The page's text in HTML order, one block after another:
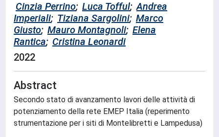
Cinzia Perrino; Luca Tofful; Andrea
Imperiali; Tiziana Sargolini; Marco
Giusto; Mauro Montagnoli; Elena
Rantica; Cristina Leonardi
2022
Abstract
Secondo stato di avanzamento lavori delle attività di
potenziamento della rete EMEP Italia (reperimento
strumentazione per i siti di Montelibretti e Lampedusa)